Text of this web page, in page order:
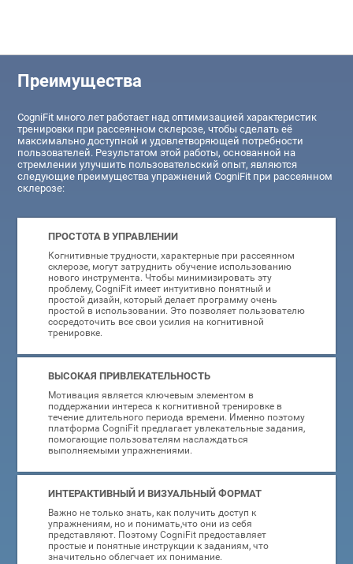
Преимущества
CogniFit много лет работает над оптимизацией характеристик
тренировки при рассеянном склерозе, чтобы сделать её
максимально доступной и удовлетворяющей потребности
пользователей. Результатом этой работы, основанной на
стремлении улучшить пользовательский опыт, являются
следующие преимущества упражнений CogniFit при рассеянном
склерозе:
ПРОСТОТА В УПРАВЛЕНИИ
Когнитивные трудности, характерные при рассеянном
склерозе, могут затруднить обучение использованию
нового инструмента. Чтобы минимизировать эту
проблему, CogniFit имеет интуитивно понятный и
простой дизайн, который делает программу очень
простой в использовании. Это позволяет пользователю
сосредоточить все свои усилия на когнитивной
тренировке.
ВЫСОКАЯ ПРИВЛЕКАТЕЛЬНОСТЬ
Мотивация является ключевым элементом в
поддержании интереса к когнитивной тренировке в
течение длительного периода времени. Именно поэтому
платформа CogniFit предлагает увлекательные задания,
помогающие пользователям наслаждаться
выполняемыми упражнениями.
ИНТЕРАКТИВНЫЙ И ВИЗУАЛЬНЫЙ ФОРМАТ
Важно не только знать, как получить доступ к
упражнениям, но и понимать,что они из себя
представляют. Поэтому CogniFit предоставляет
простые и понятные инструкции к заданиям, что
значительно облегчает их понимание.